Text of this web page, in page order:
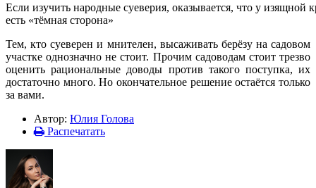
Если изучить народные суеверия, оказывается, что у изящной
есть «тёмная сторона»
Тем, кто суеверен и мнителен, высаживать берёзу на садовом
участке однозначно не стоит. Прочим садоводам стоит трезво
оценить рациональные доводы против такого поступка, их
достаточно много. Но окончательное решение остаётся только
за вами.
Автор: Юлия Голова
Распечатать